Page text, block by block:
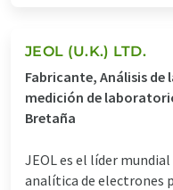
JEOL (U.K.) LTD.
Fabricante, Análisis
medición de
Bretaña
JEOL es el líder
analítica de electrones